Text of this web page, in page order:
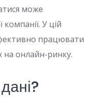
може
компанії. У цій
працювати
на онлайн-ринку.